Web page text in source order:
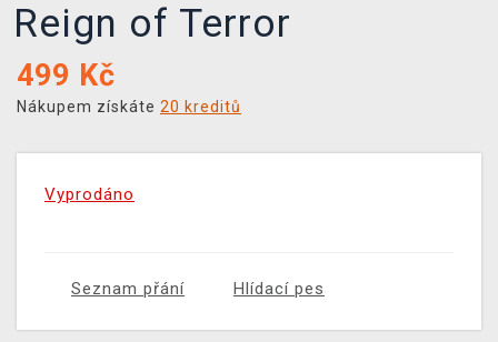
Reign of Terror
499 Kč
Nákupem získáte 20 kreditů
Vyprodáno
Seznam přání Hlídací pes